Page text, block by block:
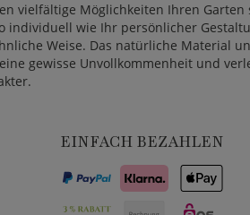
vielfältige Möglichkeiten Ihren Garten
individuell wie Ihr persönlicher
Weise. Das natürliche Material
gewisse Unvollkommenheit und
EINFACH BEZAHLEN